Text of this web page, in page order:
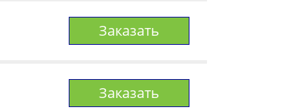
Заказать
Заказать